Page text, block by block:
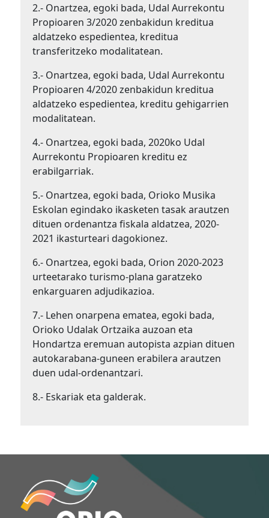
2.- Onartzea, egoki bada, Udal Aurrekontu
Propioaren 3/2020 zenbakidun kreditua
aldatzeko espedientea, kreditua
transferitzeko modalitatean.
3.- Onartzea, egoki bada, Udal Aurrekontu
Propioaren 4/2020 zenbakidun kreditua
aldatzeko espedientea, kreditu gehigarrien
modalitatean.
4.- Onartzea, egoki bada, 2020ko Udal
Aurrekontu Propioaren kreditu ez
erabilgarriak.
5.- Onartzea, egoki bada, Orioko Musika
Eskolan egindako ikasketen tasak arautzen
dituen ordenantza fiskala aldatzea, 2020-
2021 ikasturteari dagokionez.
6.- Onartzea, egoki bada, Orion 2020-2023
urteetarako turismo-plana garatzeko
enkarguaren adjudikazioa.
7.- Lehen onarpena ematea, egoki bada,
Orioko Udalak Ortzaika auzoan eta
Hondartza eremuan autopista azpian dituen
autokarabana-guneen erabilera arautzen
duen udal-ordenantzari.
8.- Eskariak eta galderak.